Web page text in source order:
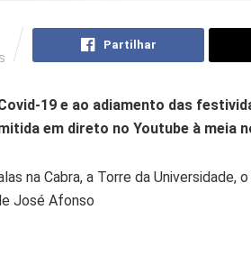
Partilhar
19 e ao adiamento das
em direto no Youtube à meia
na Cabra, a Torre da Universidade,
José Afonso